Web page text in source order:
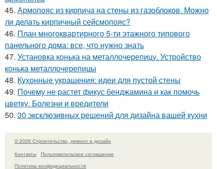
45. Армопояс из кирпича на стены из газоблоков. Можно
ли делать кирпичный сейсмопояс?
46. План многоквартирного 5-ти этажного типового
панельного дома: все, что нужно знать
47. Установка конька на металлочерепицу. Устройство
конька металлочерепицы
48. Кухонные украшения: идеи для пустой стены
49. Почему не растет фикус бенджамина и как помочь
цветку. Болезни и вредители
50. 30 эксклюзивных решений для дизайна вашей кухни
© 2026 Строительство, ремонт и дизайн
Контакты
Пользовательское соглашение
Политика конфидециальности